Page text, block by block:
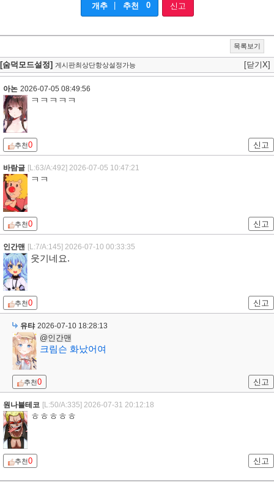
개추 추천 0 신고
목록보기
[숨덕모드설정] 게시판최상단항상설정가능 [닫기X]
아논 2026-07-05 08:49:56
ㅋㅋㅋㅋㅋ
추천0 신고
바람글 [L:63/A:492] 2026-07-05 10:47:21
ㅋㅋ
추천0 신고
인간맨 [L:7/A:145] 2026-07-10 00:33:35
웃기네요.
추천0 신고
유탸 2026-07-10 18:28:13
@인간맨
크림슨 화났어여
추천0 신고
원나블테코 [L:50/A:335] 2026-07-31 20:12:18
ㅎㅎㅎㅎㅎ
추천0 신고